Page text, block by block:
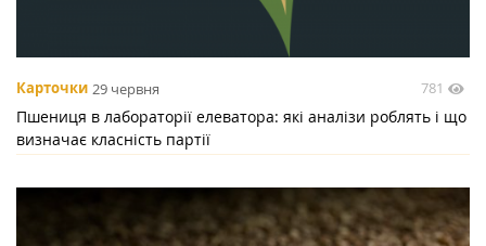
Карточки 29 червня 781
Пшениця в лабораторії елеватора: які аналізи роблять і що
визначає класність партії